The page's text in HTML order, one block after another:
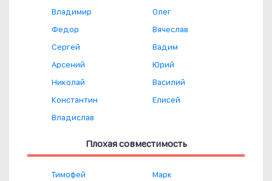
Владимир
Федор
Сергей
Арсений
Николай
Константин
Владислав
Олег
Вячеслав
Вадим
Юрий
Василий
Елисей
Плохая совместимость
Тимофей
Марк